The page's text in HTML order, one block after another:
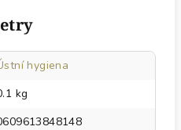
hygiena
kg